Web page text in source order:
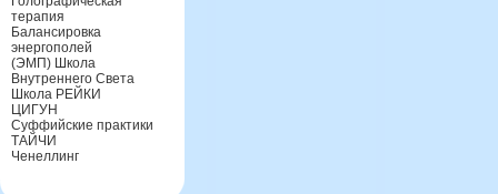
терапия
Балансировка
энергополей
(ЭМП) Школа
Внутреннего Света
Школа РЕЙКИ
ЦИГУН
Суффийские практики
ТАЙЧИ
Ченеллинг